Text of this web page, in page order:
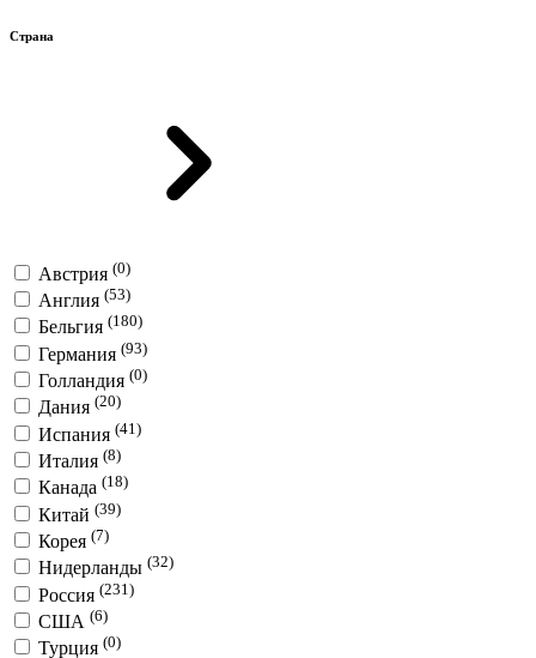
Страна
Австрия (0)
Англия (53)
Бельгия (180)
Германия (93)
Голландия (0)
Дания (20)
Испания (41)
Италия (8)
Канада (18)
Китай (39)
Корея (7)
Нидерланды (32)
Россия (231)
США (6)
Турция (0)